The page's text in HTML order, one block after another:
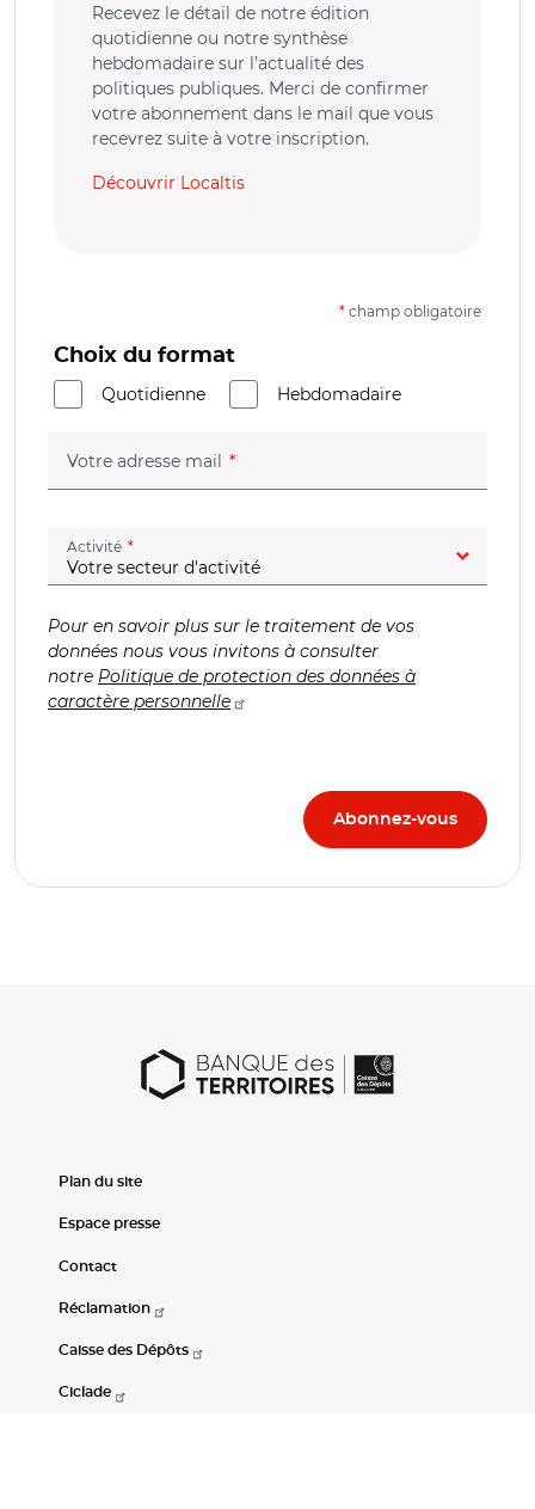
Recevez le détail de notre édition
quotidienne ou notre synthèse
hebdomadaire sur l’actualité des
politiques publiques. Merci de confirmer
votre abonnement dans le mail que vous
recevrez suite à votre inscription.
Découvrir Localtis
* champ obligatoire
Choix du format
Quotidienne
Hebdomadaire
Votre adresse mail (champ obligatoire)
Activité (champ obligatoire)
Pour en savoir plus sur le traitement de vos
données nous vous invitons à consulter
notre Politique de protection des données à
caractère personnelle
Plan du site
Espace presse
Contact
Réclamation
Caisse des Dépôts
Ciclade